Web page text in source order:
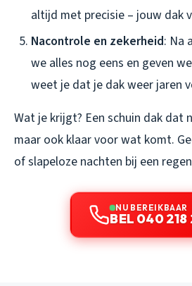
altijd met precisie – jouw dak
Nacontrole en zekerheid: Na
we alles nog eens en geven
weet je dat je dak weer jaren
Wat je krijgt? Een schuin dak dat
maar ook klaar voor wat komt.
of slapeloze nachten bij een
NU BEREIKBAAR
BEL 040 218